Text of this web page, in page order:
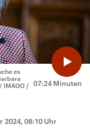
07:24 Minuten
es
IMAGO /
2024, 08:10 Uhr